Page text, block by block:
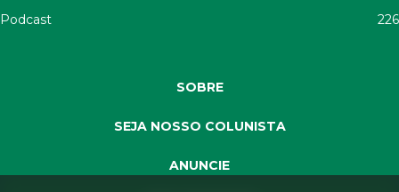
Podcast
226
SOBRE
SEJA NOSSO COLUNISTA
ANUNCIE